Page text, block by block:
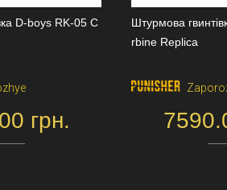
D-boys RK-05 C
грн.
Штурмова
rbine Replica